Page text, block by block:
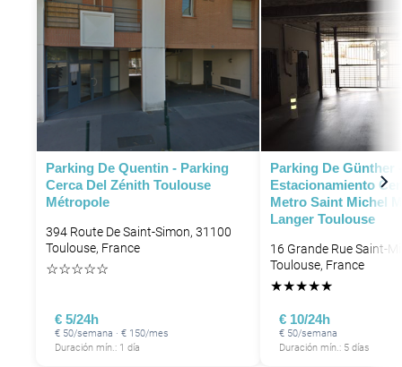
Parking De Quentin - Parking
Cerca Del Zénith Toulouse
Métropole
394 Route De Saint-Simon, 31100
Toulouse, France
☆☆☆☆☆
€ 5/24h
€ 50/semana · € 150/mes
Duración mín.: 1 día
Parking De Günther -
Estacionamiento
Metro Saint Michel
Langer Toulouse
16 Grande Rue Saint-
Toulouse, France
★★★★★
€ 10/24h
€ 50/semana
Duración mín.: 5 días